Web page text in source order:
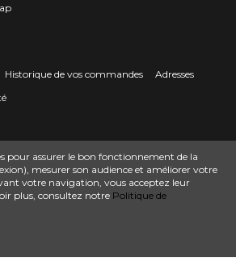
Historique de vos commandes
Adresses
Pied-de-Borne
0624436257
motoculture.com. All Rights Reserved.
pour assurer le bon fonctionnement de la
mesurer son audience et améliorer votre
votre navigation, vous acceptez leur
plus, consultez notre Politique de